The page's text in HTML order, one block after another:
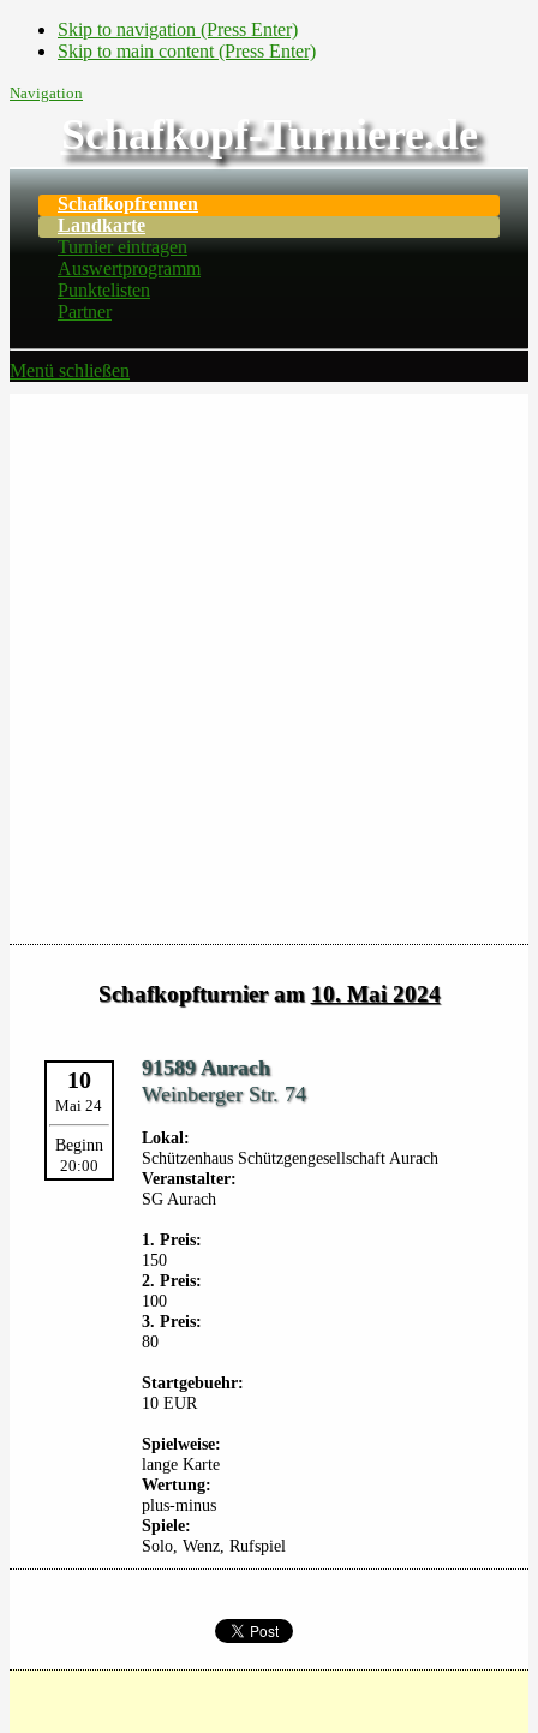
Skip to navigation (Press Enter)
Skip to main content (Press Enter)
Navigation
Schafkopf-Turniere.de
Schafkopfrennen
Landkarte
Turnier eintragen
Auswertprogramm
Punktelisten
Partner
Menü schließen
Schafkopfturnier am 10. Mai 2024
10
Mai 24
Beginn
20:00
91589 Aurach
Weinberger Str. 74
Lokal:
Schützenhaus Schützgengesellschaft Aurach
Veranstalter:
SG Aurach
1. Preis:
150
2. Preis:
100
3. Preis:
80
Startgebuehr:
10 EUR
Spielweise:
lange Karte
Wertung:
plus-minus
Spiele:
Solo, Wenz, Rufspiel